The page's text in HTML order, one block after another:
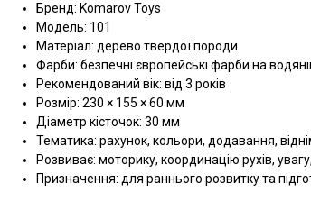
Бренд: Komarov Toys
Модель: 101
Матеріал: дерево твердої породи
Фарби: безпечні європейські фарби на
Рекомендований вік: від 3 років
Розмір: 230 × 155 × 60 мм
Діаметр кісточок: 30 мм
Тематика: рахунок, кольори, додавання,
Розвиває: моторику, координацію рухів,
Призначення: для раннього розвитку та